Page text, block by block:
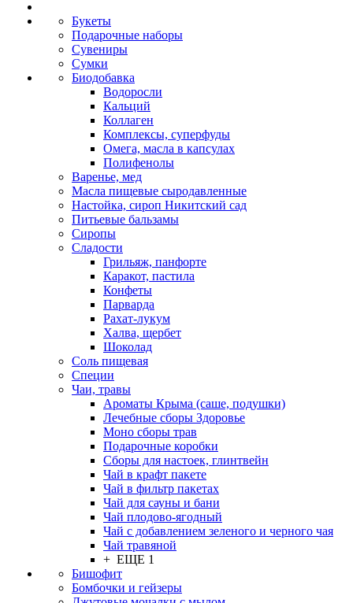
Букеты
Подарочные наборы
Сувениры
Сумки
Биодобавка
Водоросли
Кальций
Коллаген
Комплексы, суперфуды
Омега, масла в капсулах
Полифенолы
Варенье, мед
Масла пищевые сыродавленные
Настойка, сироп Никитский сад
Питьевые бальзамы
Сиропы
Сладости
Грильяж, панфорте
Каракот, пастила
Конфеты
Парварда
Рахат-лукум
Халва, щербет
Шоколад
Соль пищевая
Специи
Чаи, травы
Ароматы Крыма (саше, подушки)
Лечебные сборы Здоровье
Моно сборы трав
Подарочные коробки
Сборы для настоек, глинтвейн
Чай в крафт пакете
Чай в фильтр пакетах
Чай для сауны и бани
Чай плодово-ягодный
Чай с добавлением зеленого и черного чая
Чай травяной
+ ЕЩЕ 1
Бишофит
Бомбочки и гейзеры